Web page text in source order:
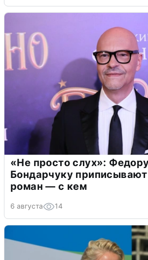
«Не просто слух»:
Бондарчуку
роман — с кем
6 августа 14